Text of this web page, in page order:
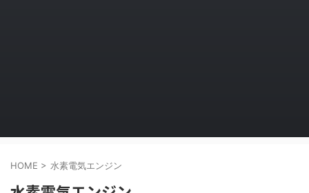
HOME > 水素電気エンジン